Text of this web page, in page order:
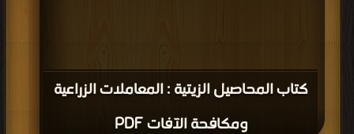
كتاب المحاصيل الزيتية : المعاملات الزراعية
ومكافحة الآفات PDF